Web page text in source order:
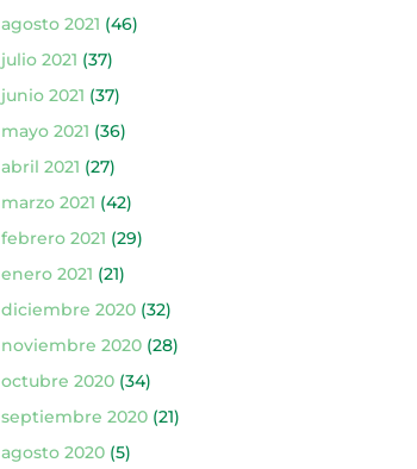
agosto 2021 (46)
julio 2021 (37)
junio 2021 (37)
mayo 2021 (36)
abril 2021 (27)
marzo 2021 (42)
febrero 2021 (29)
enero 2021 (21)
diciembre 2020(32)
noviembre 2020(28)
octubre 2020(34)
septiembre 2020(21)
agosto 2020(5)